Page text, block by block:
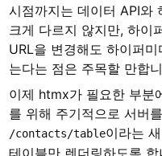
시점까지는 데이터 API와
크게 다르지 않지만, 하이
URL을 변경해도 하이퍼
는다는 점은 주목할 만합
이제 htmx가 필요한 부분
를 위해 주기적으로 서버
/contacts/table이라는
테이블만 렌더링하도록 합